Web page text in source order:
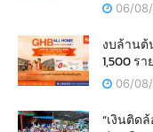
06/
งบล้านต้
1,500 ร
06/
“เงินติด